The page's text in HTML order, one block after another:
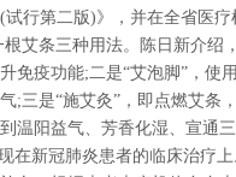
行第二版)》，并在全省医
艾条三种用法。陈日新介绍
免疫功能;二是“艾泡脚”，使
;三是“施艾灸”，即点燃艾条
温阳益气、芳香化湿、宣通
在新冠肺炎患者的临床治疗